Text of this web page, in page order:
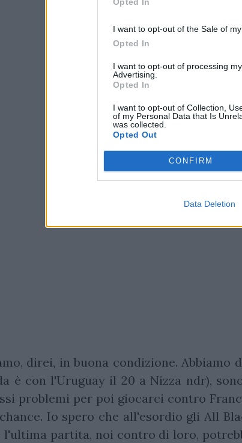
I want to opt-out of the Sale of
Opted In
I want to opt-out of processing
Advertising.
Opted In
I want to opt-out of Collection,
of my Personal Data that Is
was collected.
Opted Out
CONFIRM
Data Deletion
direi, in buona condizione.
è con l'Uruguay il 20 a Nizza ndr),
problemi per poi giocarci contro
Io spero che all'esordio gli All
l'ultima partita, noi contro di loro,